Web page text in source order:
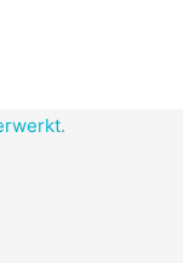
.